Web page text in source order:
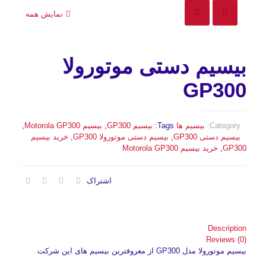
نمایش همه
بیسیم دستی موتورولا
GP300
Category: بیسیم ها Tags: بیسیم GP300 , بیسیم Motorola GP300
,
بیسیم دستی GP300
, بیسیم دستی موتورولا GP300 , خرید بیسیم
GP300
, خرید بیسیم Motorola GP300
اشتراک
Description
Reviews (0)
بیسیم موتورولا مدل GP300 از معروفترین بیسیم های این شرکت